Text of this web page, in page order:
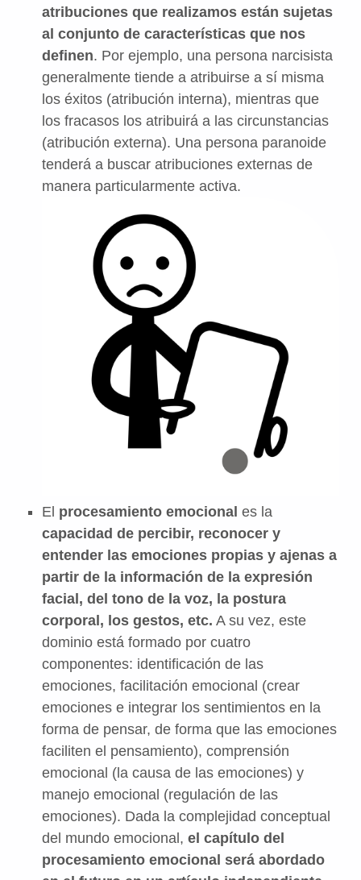
atribuciones que realizamos están sujetas
al conjunto de características que nos
definen. Por ejemplo, una persona narcisista
generalmente tiende a atribuirse a sí misma
los éxitos (atribución interna), mientras que
los fracasos los atribuirá a las circunstancias
(atribución externa). Una persona paranoide
tenderá a buscar atribuciones externas de
manera particularmente activa.
El procesamiento emocional es la
capacidad de percibir, reconocer y
entender las emociones propias y ajenas a
partir de la información de la expresión
facial, del tono de la voz, la postura
corporal, los gestos, etc. A su vez, este
dominio está formado por cuatro
componentes: identificación de las
emociones, facilitación emocional (crear
emociones e integrar los sentimientos en la
forma de pensar, de forma que las emociones
faciliten el pensamiento), comprensión
emocional (la causa de las emociones) y
manejo emocional (regulación de las
emociones). Dada la complejidad conceptual
del mundo emocional, el capítulo del
procesamiento emocional será abordado